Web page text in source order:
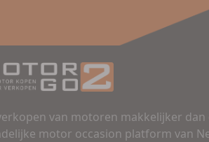
van motoren makkelijker
motor occasion platform van